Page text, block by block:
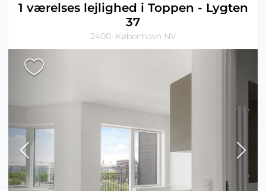
1 værelses lejlighed i Toppen - Lygten
37
2400, København NV